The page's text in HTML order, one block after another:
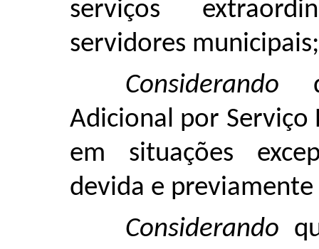
serviços
servidores municipais;
Considerando
Adicional por
em situações
devida e
Considerando